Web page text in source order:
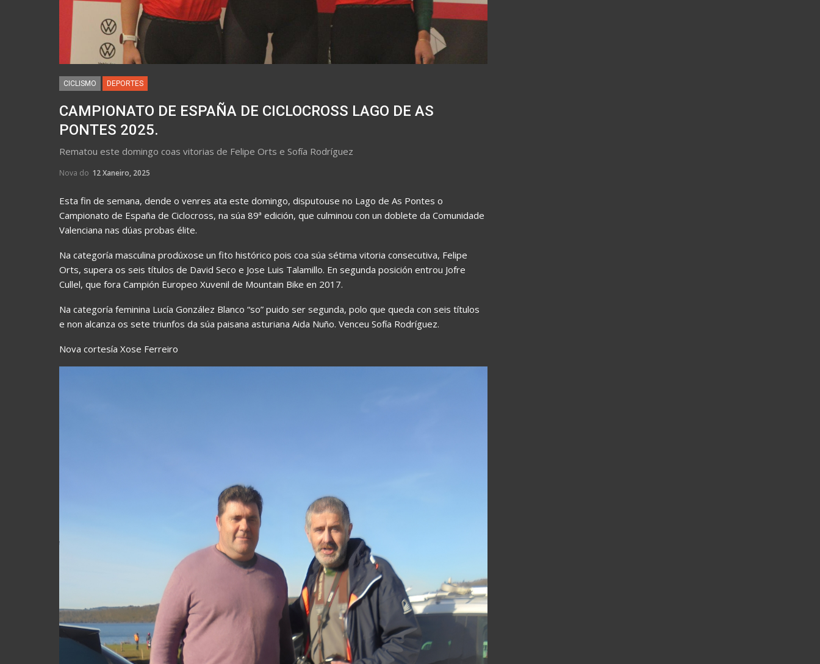
CICLISMO DEPORTES
CAMPIONATO DE ESPAÑA DE CICLOCROSS LAGO DE AS
PONTES 2025.
Rematou este domingo coas vitorias de Felipe Orts e Sofía Rodríguez
Nova do 12 Xaneiro, 2025
Esta fin de semana, dende o venres ata este domingo, disputouse no Lago de As Pontes o
Campionato de España de Ciclocross, na súa 89ª edición, que culminou con un doblete da Comunidade
Valenciana nas dúas probas élite.
Na categoría masculina prodúxose un fito histórico pois coa súa sétima vitoria consecutiva, Felipe
Orts, supera os seis títulos de David Seco e Jose Luis Talamillo. En segunda posición entrou Jofre
Cullel, que fora Campión Europeo Xuvenil de Mountain Bike en 2017.
Na categoría feminina Lucía González Blanco “so” puido ser segunda, polo que queda con seis títulos
e non alcanza os sete triunfos da súa paisana asturiana Aida Nuño. Venceu Sofía Rodríguez.
Nova cortesía Xose Ferreiro